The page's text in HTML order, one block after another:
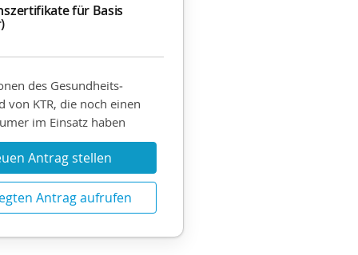
für Basis
des Gesundheits­
von KTR, die noch einen
im Einsatz haben
Antrag stellen
Antrag aufrufen